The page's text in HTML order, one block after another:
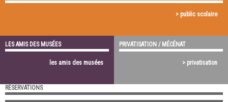
> public scolaire
LES AMIS DES MUSÉES
les amis des musées
PRIVATISATION / MÉCÉNAT
> privatisation
RÉSERVATIONS